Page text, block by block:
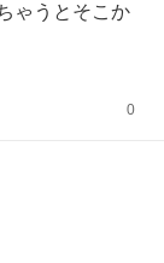
ゃうとそこか
0